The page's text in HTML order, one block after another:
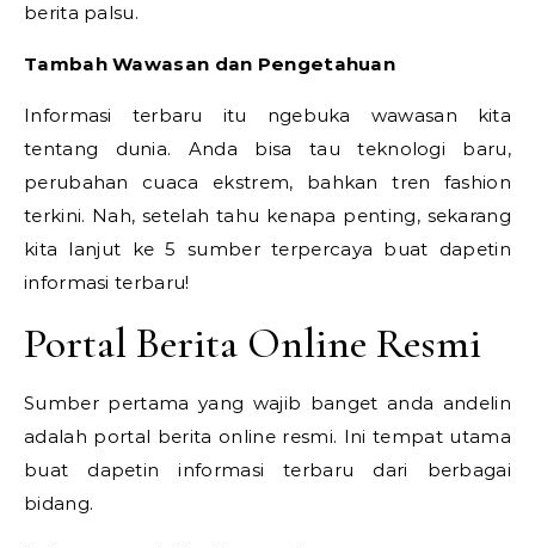
berita palsu.
Tambah Wawasan dan Pengetahuan
Informasi terbaru itu ngebuka wawasan kita
tentang dunia. Anda bisa tau teknologi baru,
perubahan cuaca ekstrem, bahkan tren fashion
terkini. Nah, setelah tahu kenapa penting, sekarang
kita lanjut ke 5 sumber terpercaya buat dapetin
informasi terbaru!
Portal Berita Online Resmi
Sumber pertama yang wajib banget anda andelin
adalah portal berita online resmi. Ini tempat utama
buat dapetin informasi terbaru dari berbagai
bidang.